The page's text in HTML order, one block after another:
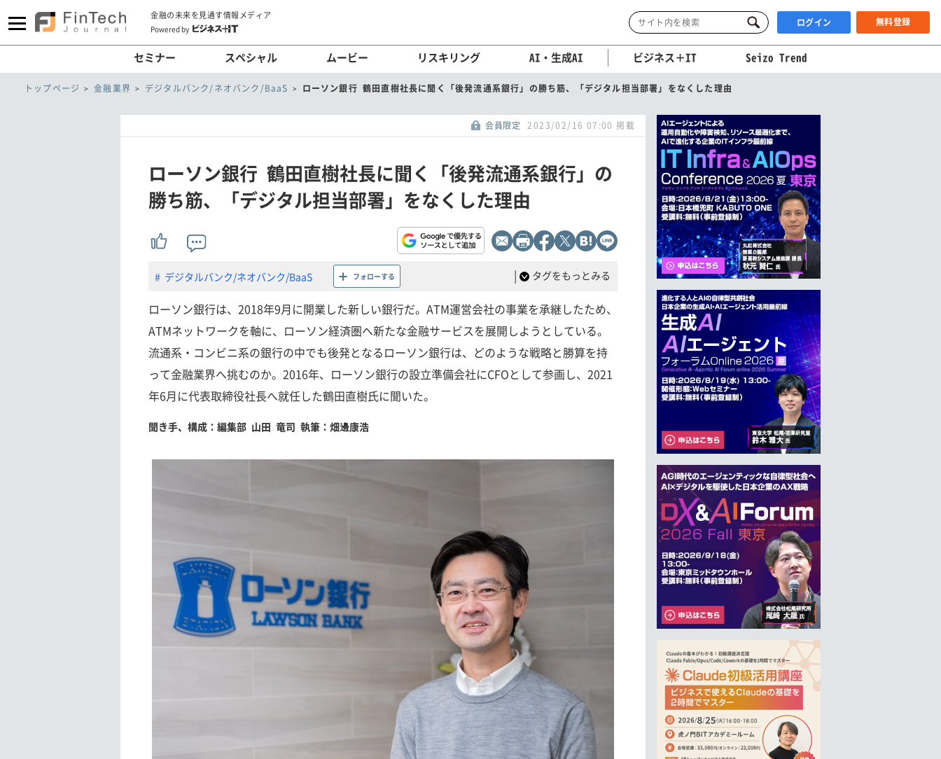
金融の未来を見通す情報メディア
Powered by ログイン 無料登録
セミナー スペシャル ムービー リスキリング AI・生成AI ビジネス＋IT Seizo Trend
トップページ 金融業界 デジタルバンク/ネオバンク/BaaS ローソン銀行 鶴田直樹社長に聞く「後発流通系銀行」の勝ち筋、「デジタル担当部署」をなくした理由
会員限定 2023/02/16 07:00 掲載
ローソン銀行 鶴田直樹社長に聞く「後発流通系銀行」の
勝ち筋、「デジタル担当部署」をなくした理由
デジタルバンク/ネオバンク/BaaS フォローする | タグをもっとみる
ローソン銀行は、2018年9月に開業した新しい銀行だ。ATM運営会社の事業を承継したため、
ATMネットワークを軸に、ローソン経済圏へ新たな金融サービスを展開しようとしている。
流通系・コンビニ系の銀行の中でも後発となるローソン銀行は、どのような戦略と勝算を持
って金融業界へ挑むのか。2016年、ローソン銀行の設立準備会社にCFOとして参画し、2021
年6月に代表取締役社長へ就任した鶴田直樹氏に聞いた。
聞き手、構成：編集部 山田 竜司 執筆：畑邊康浩